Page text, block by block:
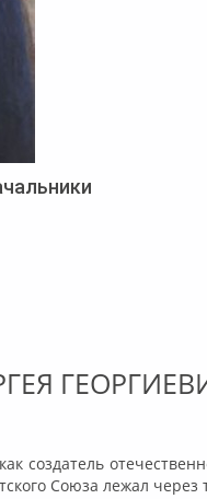
создатель
Союза лежал